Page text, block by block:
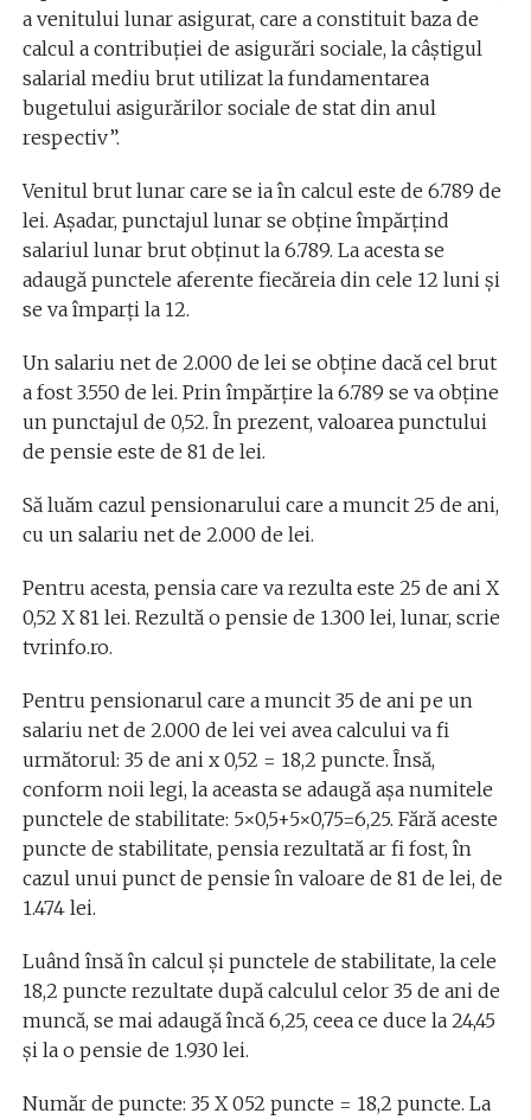
a venitului lunar asigurat, care a constituit baza de
calcul a contribuției de asigurări sociale, la câștigul
salarial mediu brut utilizat la fundamentarea
bugetului asigurărilor sociale de stat din anul
respectiv”.
Venitul brut lunar care se ia în calcul este de 6.789 de
lei. Așadar, punctajul lunar se obține împărțind
salariul lunar brut obținut la 6.789. La acesta se
adaugă punctele aferente fiecăreia din cele 12 luni și
se va împarți la 12.
Un salariu net de 2.000 de lei se obține dacă cel brut
a fost 3.550 de lei. Prin împărțire la 6.789 se va obține
un punctajul de 0,52. În prezent, valoarea punctului
de pensie este de 81 de lei.
Să luăm cazul pensionarului care a muncit 25 de ani,
cu un salariu net de 2.000 de lei.
Pentru acesta, pensia care va rezulta este 25 de ani X
0,52 X 81 lei. Rezultă o pensie de 1.300 lei, lunar, scrie
tvrinfo.ro.
Pentru pensionarul care a muncit 35 de ani pe un
salariu net de 2.000 de lei vei avea calcului va fi
următorul: 35 de ani x 0,52 = 18,2 puncte. Însă,
conform noii legi, la aceasta se adaugă așa numitele
punctele de stabilitate: 5×0,5+5×0,75=6,25. Fără aceste
puncte de stabilitate, pensia rezultată ar fi fost, în
cazul unui punct de pensie în valoare de 81 de lei, de
1.474 lei.
Luând însă în calcul și punctele de stabilitate, la cele
18,2 puncte rezultate după calculul celor 35 de ani de
muncă, se mai adaugă încă 6,25, ceea ce duce la 24,45
și la o pensie de 1.930 lei.
Număr de puncte: 35 X 052 puncte = 18,2 puncte. La